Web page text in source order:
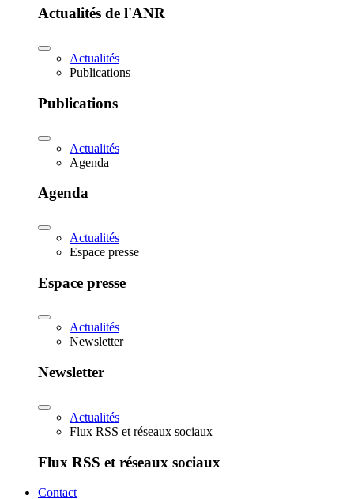
Actualités de l'ANR
Actualités
Publications
Publications
Actualités
Agenda
Agenda
Actualités
Espace presse
Espace presse
Actualités
Newsletter
Newsletter
Actualités
Flux RSS et réseaux sociaux
Flux RSS et réseaux sociaux
Contact